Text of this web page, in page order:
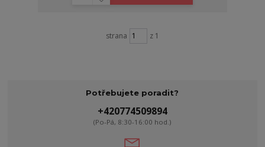
strana z 1
Potřebujete poradit?
+420774509894
(Po-Pá, 8:30-16:00 hod.)